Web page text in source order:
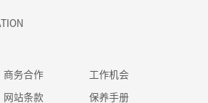
商务合作 工作机会
网站条款 保养手册